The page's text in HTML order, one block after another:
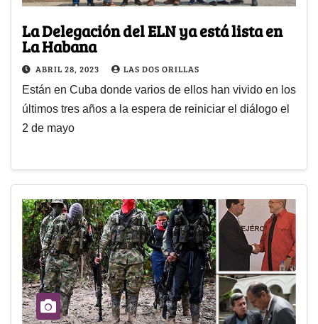
La Delegación del ELN ya está lista en
La Habana
ABRIL 28, 2023 LAS DOS ORILLAS
Están en Cuba donde varios de ellos han vivido en los
últimos tres años a la espera de reiniciar el diálogo el
2 de mayo